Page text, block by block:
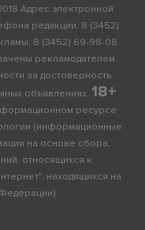
Адрес электронной
редакции: 8 (3452)
8 (3452) 69-98-08
рекламодателем.
за достоверность
объявлениях. 18+
ресурсе
(информационные
на основе сбора,
относящихся к
находящихся на